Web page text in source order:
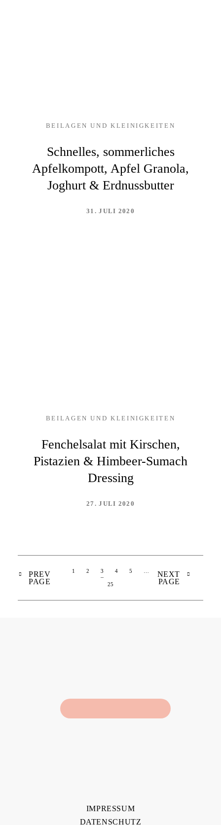
BEILAGEN UND KLEINIGKEITEN
Schnelles, sommerliches
Apfelkompott, Apfel Granola,
Joghurt & Erdnussbutter
31. JULI 2020
BEILAGEN UND KLEINIGKEITEN
Fenchelsalat mit Kirschen,
Pistazien & Himbeer-Sumach
Dressing
27. JULI 2020
PREV
PAGE
1 2 3 4 5
25
NEXT
PAGE
IMPRESSUM
DATENSCHUTZ